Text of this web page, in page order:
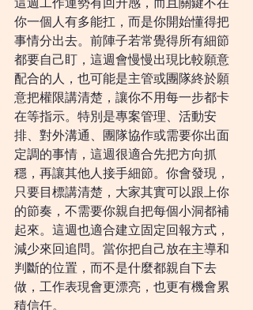
你一個人有多能扛，而是你開始懂得把
事情分出去。前陣子若常覺得所有細節
都要自己盯，這週會慢慢出現比較願意
配合的人，也可能是主管或團隊終於願
意把權限講清楚，讓你不用每一步都卡
在等指示。特別是專案管理、活動安
排、對外溝通、團隊協作或需要你出面
定調的事情，這週很適合先把方向抓
穩，再讓其他人接手細節。你會發現，
只要目標講清楚，大家其實可以跟上你
的節奏，不需要你親自把每個小洞都補
起來。這週也適合建立固定回報方式，
減少來回追問。當你把自己放在主導和
判斷的位置，而不是什麼都親自下去
做，工作表現會更漂亮，也更有機會累
積信任。